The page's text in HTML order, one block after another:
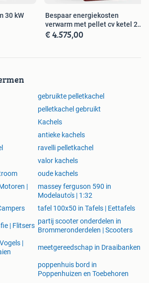
de geldende voorwaarden hoeft
in stopcontact te steken en op de
Verder werkt 10 tot 12 kW
automatisch. Mits er natuurlijk pellets
Iedere Italiaanse pelletkachel uit
echt plug & play kachel. Het is dus niet
nog apart af te stellen op pellets
vaak beweerd door collega's maar
met vele mogelijkheden.
bedienen is het ook mogelijk om
alle beschikbare opties die een
hierbij o.a. aan het volledig
menu. Je kunt de pelletkachels
functie, maar ook als week
een pelletkachel volledig verwarmt
instellingen. Deze mogelijkheden
30 kW
Bespaar energiekosten
verwarm met pellet cv ketel 22
- 30 kW
€ 4.575,00
gebruikte pelletkachel
pelletkachel gebruikt
Kachels
antieke kachels
ravelli pelletkachel
valor kachels
oude kachels
|
massey ferguson 590 in
Modelauto's | 1:32
tafel 100x50 in Tafels | Eettafels
| Flitsers
partij scooter onderdelen in
Brommeronderdelen | Scooters
|
meetgereedschap in Draaibanken
poppenhuis bord in
Poppenhuizen en Toebehoren